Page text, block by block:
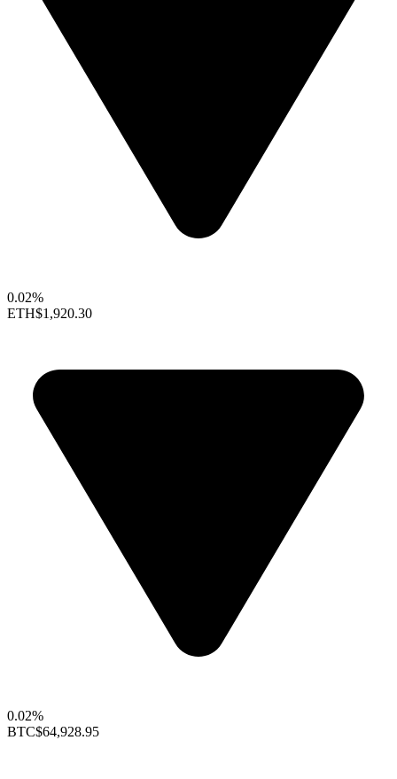
0.02%
ETH$1,920.30
0.02%
BTC$64,928.95